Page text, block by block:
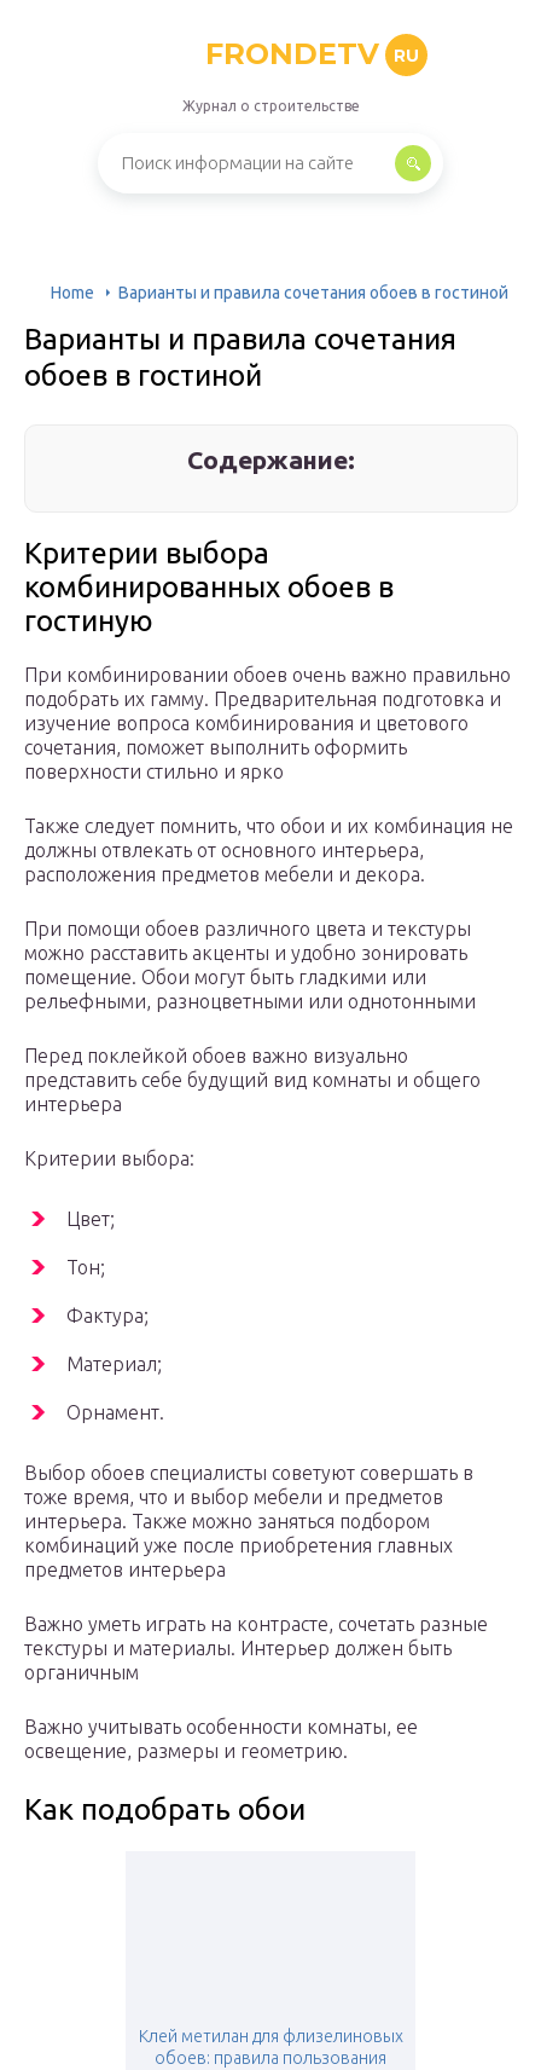
FRONDETV RU
Журнал о строительстве
Home Варианты и правила сочетания обоев в гостиной
Варианты и правила сочетания
обоев в гостиной
Содержание:
Критерии выбора
комбинированных обоев в
гостиную
При комбинировании обоев очень важно правильно
подобрать их гамму. Предварительная подготовка и
изучение вопроса комбинирования и цветового
сочетания, поможет выполнить оформить
поверхности стильно и ярко
Также следует помнить, что обои и их комбинация не
должны отвлекать от основного интерьера,
расположения предметов мебели и декора.
При помощи обоев различного цвета и текстуры
можно расставить акценты и удобно зонировать
помещение. Обои могут быть гладкими или
рельефными, разноцветными или однотонными
Перед поклейкой обоев важно визуально
представить себе будущий вид комнаты и общего
интерьера
Критерии выбора:
Цвет;
Тон;
Фактура;
Материал;
Орнамент.
Выбор обоев специалисты советуют совершать в
тоже время, что и выбор мебели и предметов
интерьера. Также можно заняться подбором
комбинаций уже после приобретения главных
предметов интерьера
Важно уметь играть на контрасте, сочетать разные
текстуры и материалы. Интерьер должен быть
органичным
Важно учитывать особенности комнаты, ее
освещение, размеры и геометрию.
Как подобрать обои
Клей метилан для флизелиновых
обоев: правила пользования